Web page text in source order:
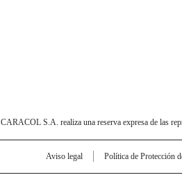
CARACOL S.A. realiza una reserva expresa de las
Aviso legal Política de Protección